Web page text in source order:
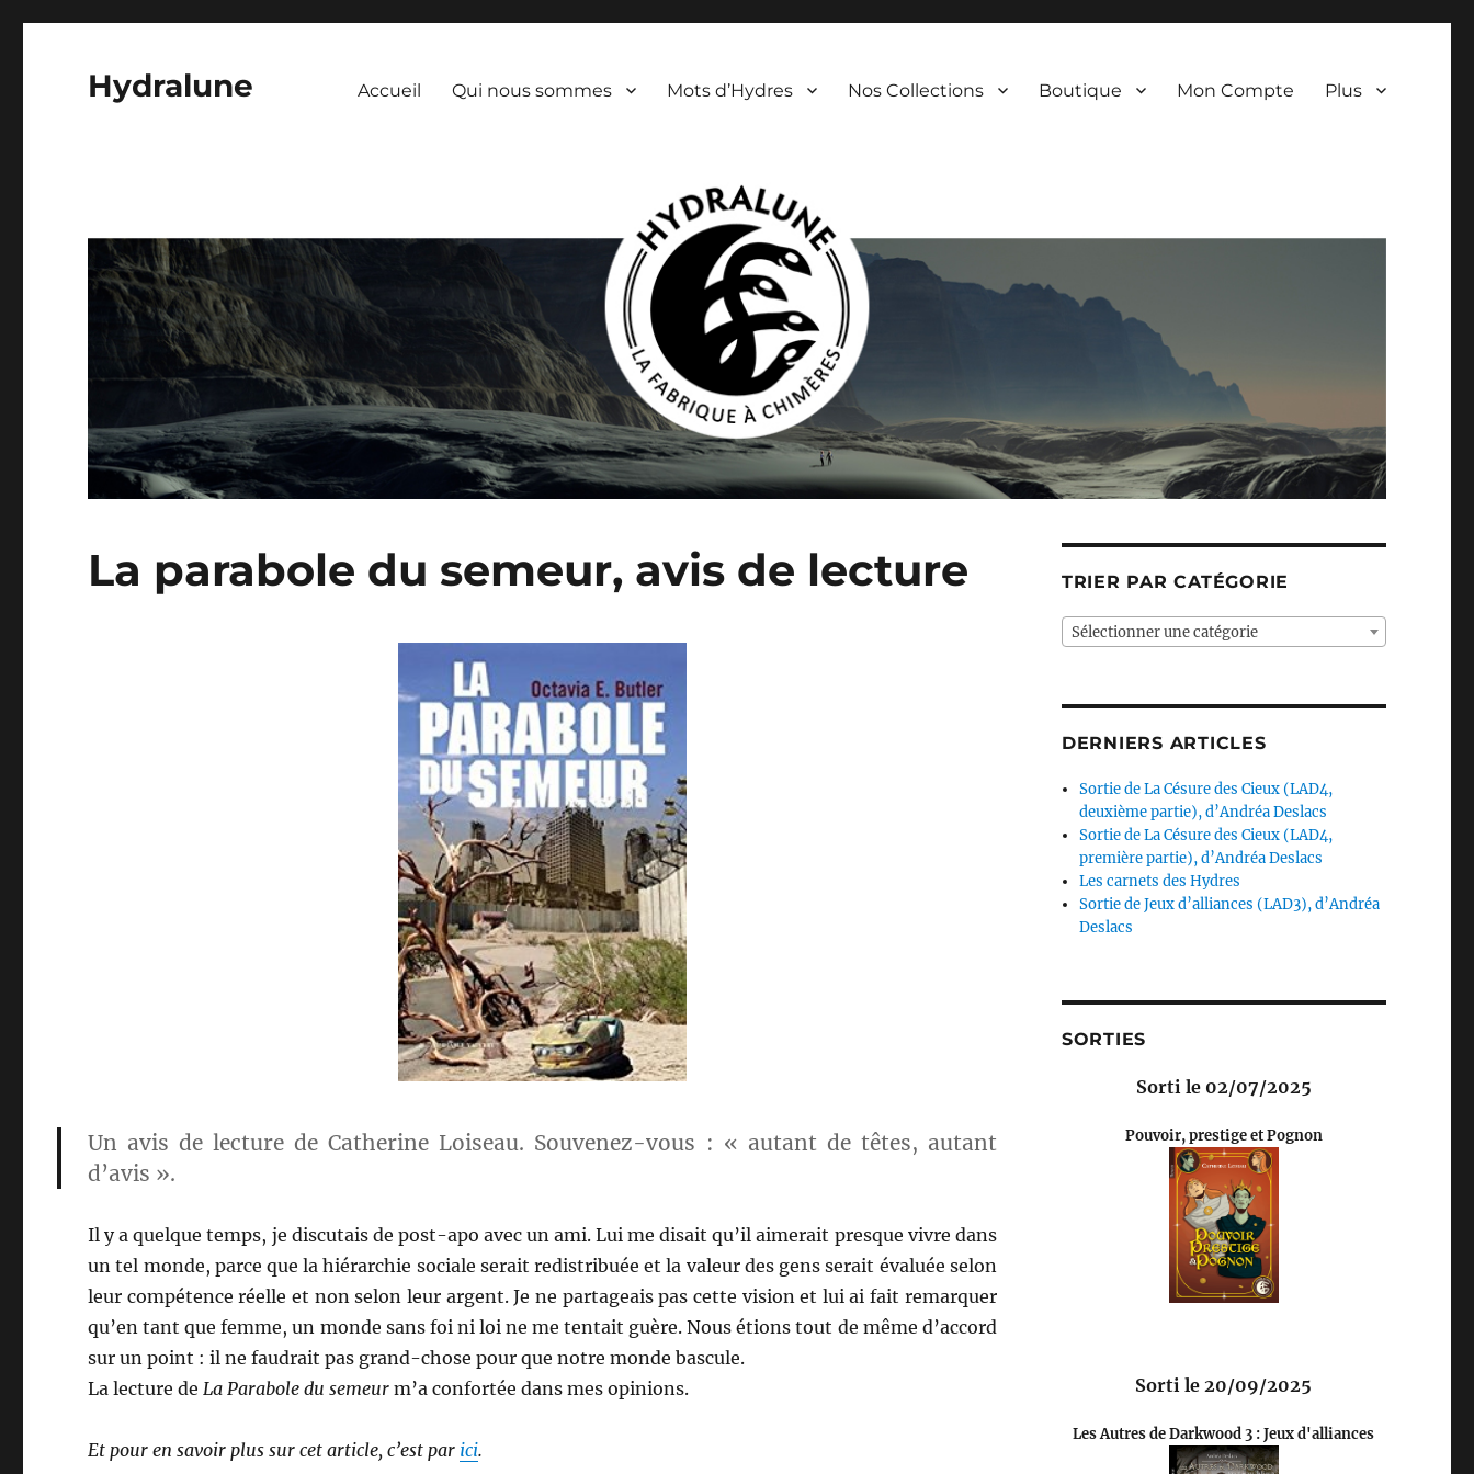
Hydralune Accueil Qui nous sommes Mots d’Hydres Nos Collections Boutique Mon Compte Plus
La parabole du semeur, avis de lecture
Un avis de lecture de Catherine Loiseau. Souvenez-vous : « autant de têtes, autant
d’avis ».
Il y a quelque temps, je discutais de post-apo avec un ami. Lui me disait qu’il aimerait presque vivre dans
un tel monde, parce que la hiérarchie sociale serait redistribuée et la valeur des gens serait évaluée selon
leur compétence réelle et non selon leur argent. Je ne partageais pas cette vision et lui ai fait remarquer
qu’en tant que femme, un monde sans foi ni loi ne me tentait guère. Nous étions tout de même d’accord
sur un point : il ne faudrait pas grand-chose pour que notre monde bascule.
La lecture de La Parabole du semeur m’a confortée dans mes opinions.
Et pour en savoir plus sur cet article, c’est par ici.
TRIER PAR CATÉGORIE
Sélectionner une catégorie
DERNIERS ARTICLES
Sortie de La Césure des Cieux (LAD4,
deuxième partie), d’Andréa Deslacs
Sortie de La Césure des Cieux (LAD4,
première partie), d’Andréa Deslacs
Les carnets des Hydres
Sortie de Jeux d’alliances (LAD3), d’Andréa
Deslacs
SORTIES
Sorti le 02/07/2025
Pouvoir, prestige et Pognon
Sorti le 20/09/2025
Les Autres de Darkwood 3 : Jeux d'alliances